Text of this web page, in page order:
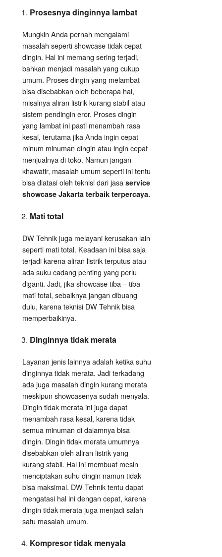
Prosesnya dinginnya lambat
Mungkin Anda pernah mengalami
masalah seperti showcase tidak cepat
dingin. Hal ini memang sering terjadi,
bahkan menjadi masalah yang cukup
umum. Proses dingin yang melambat
bisa disebabkan oleh beberapa hal,
misalnya aliran listrik kurang stabil atau
sistem pendingin eror. Proses dingin
yang lambat ini pasti menambah rasa
kesal, terutama jika Anda ingin cepat
minum minuman dingin atau ingin cepat
menjualnya di toko. Namun jangan
khawatir, masalah umum seperti ini tentu
bisa diatasi oleh teknisi dari jasa service
showcase Jakarta terbaik terpercaya.
Mati total
DW Tehnik juga melayani kerusakan lain
seperti mati total. Keadaan ini bisa saja
terjadi karena aliran listrik terputus atau
ada suku cadang penting yang perlu
diganti. Jadi, jika showcase tiba – tiba
mati total, sebaiknya jangan dibuang
dulu, karena teknisi DW Tehnik bisa
memperbaikinya.
Dinginnya tidak merata
Layanan jenis lainnya adalah ketika suhu
dinginnya tidak merata. Jadi terkadang
ada juga masalah dingin kurang merata
meskipun showcasenya sudah menyala.
Dingin tidak merata ini juga dapat
menambah rasa kesal, karena tidak
semua minuman di dalamnya bisa
dingin. Dingin tidak merata umumnya
disebabkan oleh aliran listrik yang
kurang stabil. Hal ini membuat mesin
menciptakan suhu dingin namun tidak
bisa maksimal. DW Tehnik tentu dapat
mengatasi hal ini dengan cepat, karena
dingin tidak merata juga menjadi salah
satu masalah umum.
Kompresor tidak menyala